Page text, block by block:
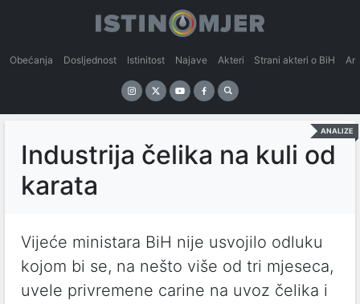
Obećanja Dosljednost Istinitost Najave Akteri Strani akteri o BiH
ANALIZE
Industrija čelika na kuli od
karata
Vijeće ministara BiH nije usvojilo odluku
kojom bi se, na nešto više od tri mjeseca,
uvele privremene carine na uvoz čelika i